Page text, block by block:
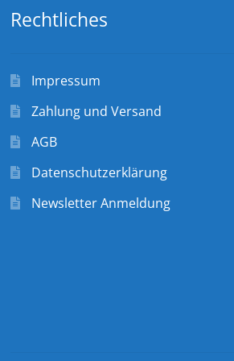
Rechtliches
Impressum
Zahlung und Versand
AGB
Datenschutzerklärung
Newsletter Anmeldung